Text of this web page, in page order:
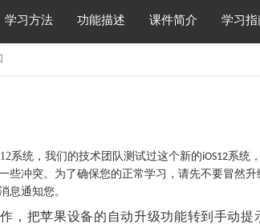
学习方法 功能描述 课件简介 学习指
系统，我们的技术团队测试过这个新的iOS12系统
些冲突。为了确保您的正常学习，请先不要冒然升
息通知您。
，把苹果设备的自动升级功能转到手动